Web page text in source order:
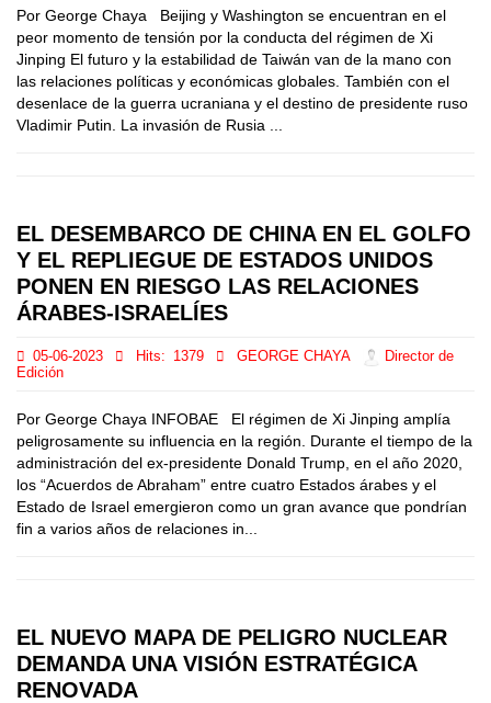
Por George Chaya Beijing y Washington se encuentran en el
peor momento de tensión por la conducta del régimen de Xi
Jinping El futuro y la estabilidad de Taiwán van de la mano con
las relaciones políticas y económicas globales. También con el
desenlace de la guerra ucraniana y el destino de presidente ruso
Vladimir Putin. La invasión de Rusia ...
EL DESEMBARCO DE CHINA EN EL GOLFO
Y EL REPLIEGUE DE ESTADOS UNIDOS
PONEN EN RIESGO LAS RELACIONES
ÁRABES-ISRAELÍES
05-06-2023 Hits: 1379 GEORGE CHAYA
Director de
Edición
Por George Chaya INFOBAE El régimen de Xi Jinping amplía
peligrosamente su influencia en la región. Durante el tiempo de la
administración del ex-presidente Donald Trump, en el año 2020,
los “Acuerdos de Abraham” entre cuatro Estados árabes y el
Estado de Israel emergieron como un gran avance que pondrían
fin a varios años de relaciones in...
EL NUEVO MAPA DE PELIGRO NUCLEAR
DEMANDA UNA VISIÓN ESTRATÉGICA
RENOVADA